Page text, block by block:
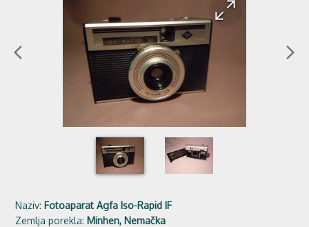
arrow_back_ios
arrow_back
arrow_forward_ios
Naziv: Fotoaparat Agfa Iso-Rapid IF
Zemlja porekla: Minhen, Nemačka